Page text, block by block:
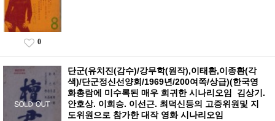
0
단군(유치진(감수)/강무학(원작),이태환,이종환(각
색)/단군정신선양회/1969년/200여쪽/상급)(한국영
화총람에 미수록된 매우 희귀한 시나리오임 김상기.
안호상. 이희승. 이선근. 최덕신등의 고증위원및 지
도위원으로 참가한 대작 영화 시나리오임